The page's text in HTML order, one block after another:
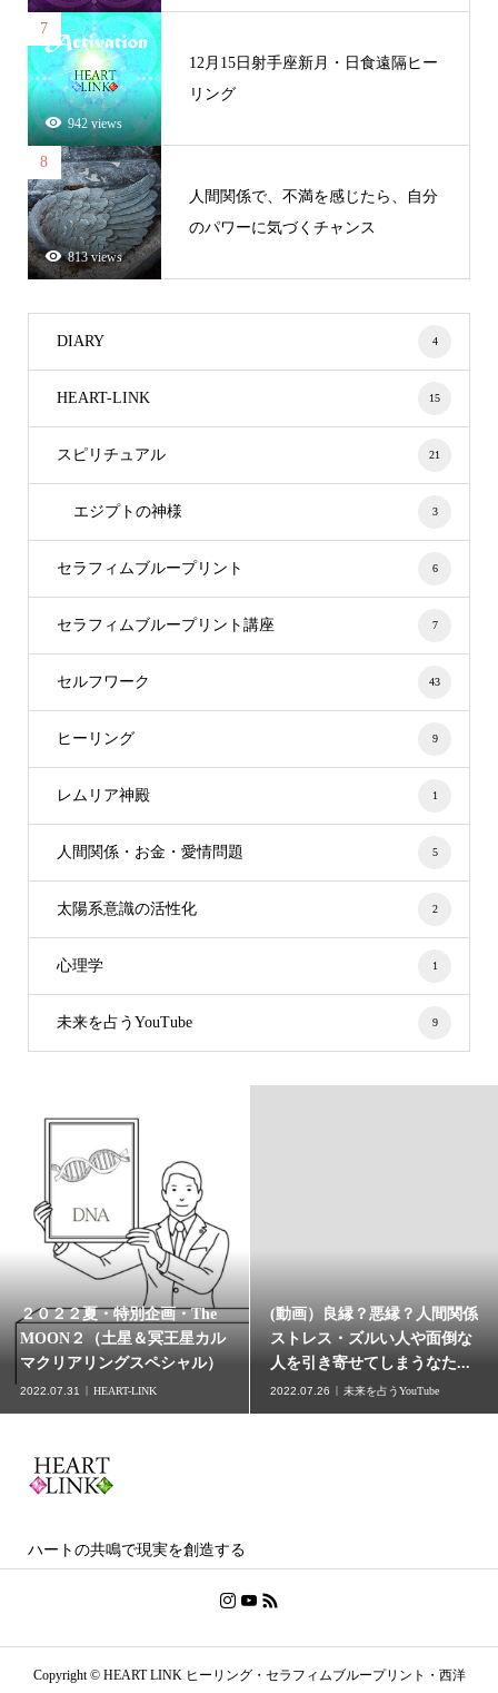
7
942 views
12月15日射手座新月・日食遠隔ヒー
リング
8
813 views
人間関係で、不満を感じたら、自分
のパワーに気づくチャンス
DIARY 4
HEART-LINK 15
スピリチュアル 21
エジプトの神様 3
セラフィムブループリント 6
セラフィムブループリント講座 7
セルフワーク 43
ヒーリング 9
レムリア神殿 1
人間関係・お金・愛情問題 5
太陽系意識の活性化 2
心理学 1
未来を占うYouTube 9
２０２２夏・特別企画・The
MOON２（土星＆冥王星カル
マクリアリングスペシャル）
2022.07.31 HEART-LINK
(動画）良縁？悪縁？人間関係
ストレス・ズルい人や面倒な
人を引き寄せてしまうなた...
2022.07.26 未来を占うYouTube
ハートの共鳴で現実を創造する
Copyright ©HEART LINK ヒーリング・セラフィムブループリント・西洋